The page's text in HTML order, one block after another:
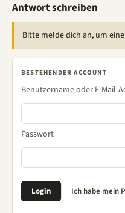
Antwort schreiben
Bitte melde dich an, um
BESTEHENDER ACCOUNT
Benutzername oder E-Mail-
Passwort